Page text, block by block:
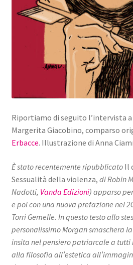
Riportiamo di seguito l’intervista a
Margerita Giacobino, comparso
Erbacce. Illustrazione di Anna
È stato recentemente ripubblicato Il
Sessualità della violenza, di Robin
Nadotti, Vanda Edizioni) apparso
e poi con una nuova prefazione nel
Torri Gemelle. In questo testo allo
personalissimo Morgan smaschera
insita nel pensiero patriarcale a
alla filosofia all’estetica